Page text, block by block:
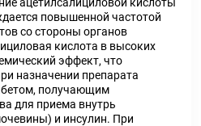
повышенной частотой
со стороны органов
кислота в высоких
эффект, что
назначении препарата
получающим
для приема внутрь
и инсулин. При